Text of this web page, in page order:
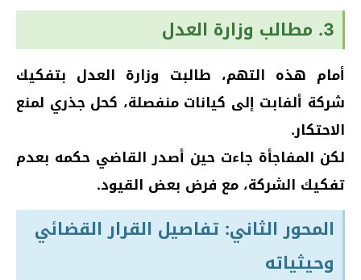
3. مطالب وزارة العدل
أمام هذه التهم، طالبت وزارة العدل بتفكيك
شركة ألفابت إلى كيانات منفصلة، كحل جذري لمنع
الاحتكار.
لكن المفاجأة جاءت حين أصدر القاضي حكمه بعدم
تفكيك الشركة، مع فرض بعض القيود.
المحور الثاني: تفاصيل القرار القضائي
وحيثياته